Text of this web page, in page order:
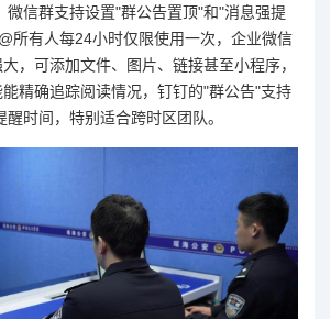
微信群支持设置"群公告置顶"和"消息强提
所有人每24小时仅限使用一次，企业微信
，可添加文件、图片、链接甚至小程序，
精确追踪阅读情况，钉钉的"群公告"支持
时间，特别适合跨时区团队。